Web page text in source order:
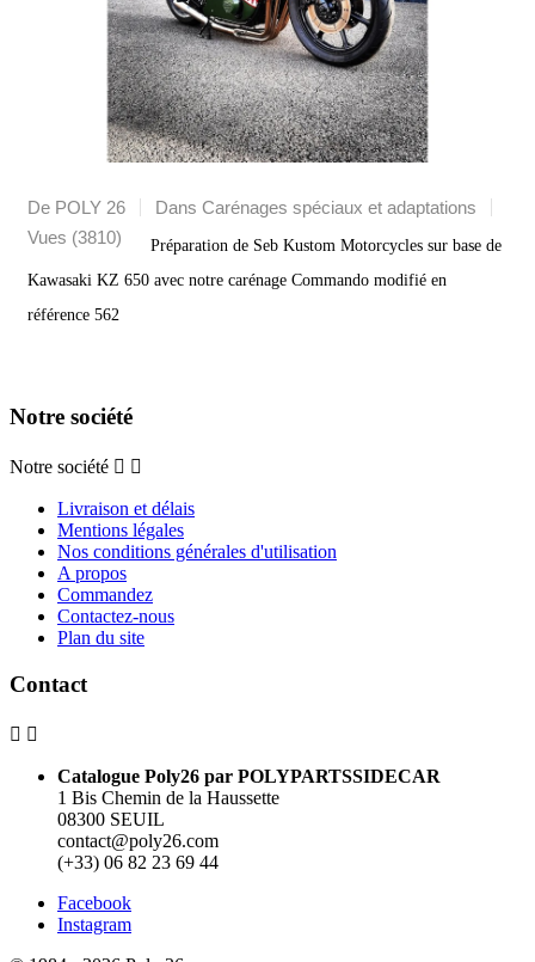
De POLY 26 Dans Carénages spéciaux et adaptations
Vues (3810)
Préparation de Seb Kustom Motorcycles sur base de
Kawasaki KZ 650 avec notre carénage Commando modifié en
référence 562
Notre société
Notre société  
Livraison et délais
Mentions légales
Nos conditions générales d'utilisation
A propos
Commandez
Contactez-nous
Plan du site
Contact
 
Catalogue Poly26 par POLYPARTSSIDECAR
1 Bis Chemin de la Haussette
08300 SEUIL
contact@poly26.com
(+33) 06 82 23 69 44
Facebook
Instagram